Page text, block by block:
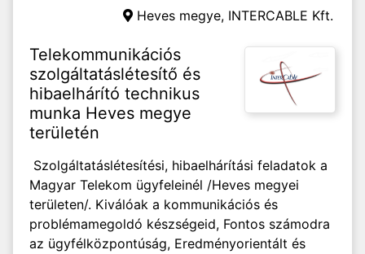
Heves megye, INTERCABLE Kft.
Telekommunikációs
szolgáltatáslétesítő és
hibaelhárító technikus
munka Heves megye
területén
Szolgáltatáslétesítési, hibaelhárítási feladatok a
Magyar Telekom ügyfeleinél /Heves megyei
területen/. Kiválóak a kommunikációs és
problémamegoldó készségeid, Fontos számodra
az ügyfélközpontúság, Eredményorientált és